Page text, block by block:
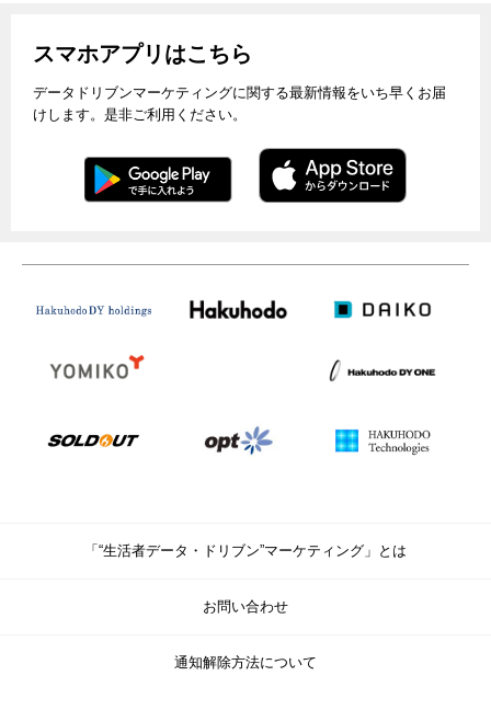
スマホアプリはこちら
データドリブンマーケティングに関する最新情報をいち早くお届
けします。是非ご利用ください。
「“生活者データ・ドリブン”マーケティング」とは
お問い合わせ
通知解除方法について